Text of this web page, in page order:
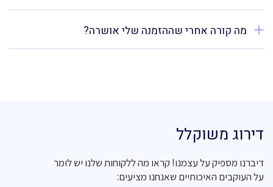
מה קורה אחרי שההזמנה שלי אושרה?
דירוג משוקלל
דיברנו מספיק על עצמנו! קראו מה ללקוחות שלנו יש לומר
על העוקבים האיכותיים שאנחנו מציעים: